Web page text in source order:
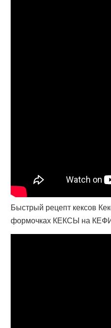
Быстрый рецепт кексов
формочках КЕКСЫ на